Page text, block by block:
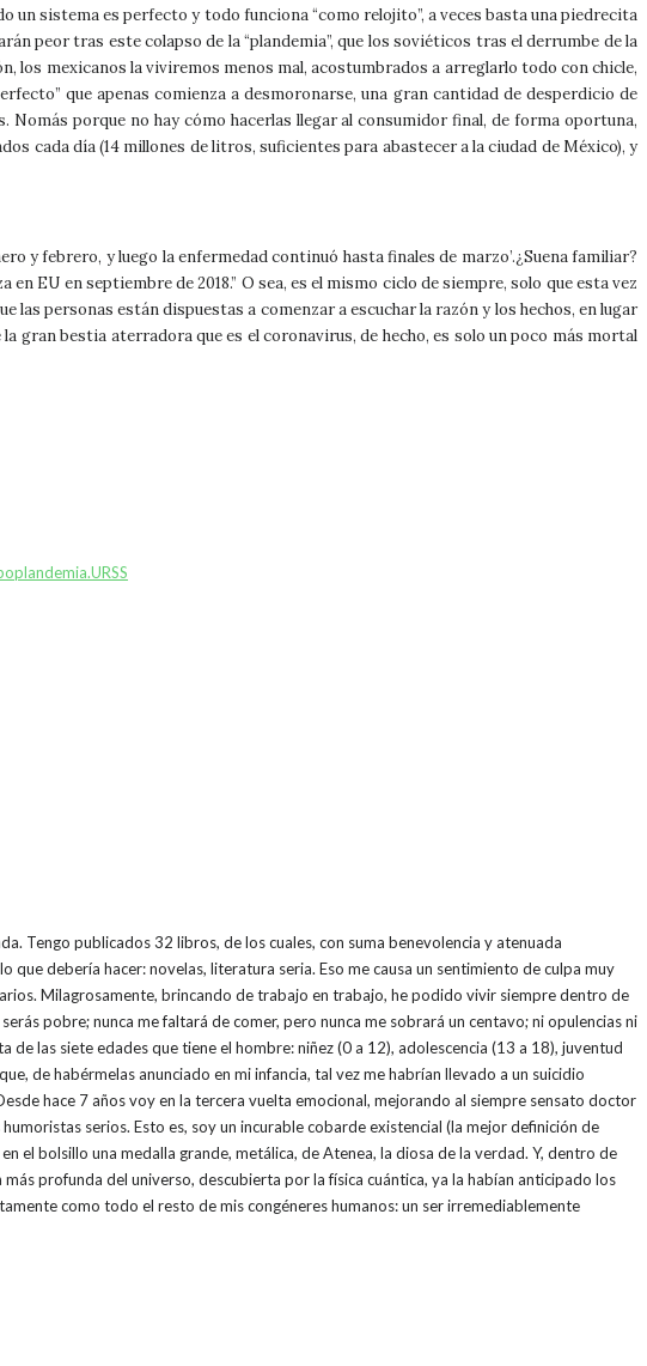
sistema es perfecto y todo funciona “como relojito”, a veces basta una piedrecita
peor tras este colapso de la “plandemia”, que los soviéticos tras el derrumbe de la
los mexicanos la viviremos menos mal, acostumbrados a arreglarlo todo con chicle,
que apenas comienza a desmoronarse, una gran cantidad de desperdicio de
porque no hay cómo hacerlas llegar al consumidor final, de forma oportuna,
cada día (14 millones de litros, suficientes para abastecer a la ciudad de México), y
y febrero, y luego la enfermedad continuó hasta finales de marzo’.¿Suena familiar?
EU en septiembre de 2018.” O sea, es el mismo ciclo de siempre, solo que esta vez
personas están dispuestas a comenzar a escuchar la razón y los hechos, en lugar
gran bestia aterradora que es el coronavirus, de hecho, es solo un poco más mortal
plandemia.URSS
Tengo publicados 32 libros, de los cuales, con suma benevolencia y atenuada
debería hacer: novelas, literatura seria. Eso me causa un sentimiento de culpa muy
Milagrosamente, brincando de trabajo en trabajo, he podido vivir siempre dentro de
pobre; nunca me faltará de comer, pero nunca me sobrará un centavo; ni opulencias ni
las siete edades que tiene el hombre: niñez (0 a 12), adolescencia (13 a 18), juventud
de habérmelas anunciado en mi infancia, tal vez me habrían llevado a un suicidio
hace 7 años voy en la tercera vuelta emocional, mejorando al siempre sensato doctor
serios. Esto es, soy un incurable cobarde existencial (la mejor definición de
el bolsillo una medalla grande, metálica, de Atenea, la diosa de la verdad. Y, dentro de
profunda del universo, descubierta por la física cuántica, ya la habían anticipado los
como todo el resto de mis congéneres humanos: un ser irremediablemente